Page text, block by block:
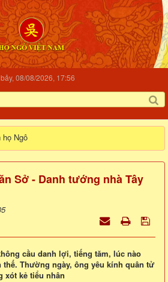
08/08/2026, 17:56
họ Ngô
Sở - Danh tướng nhà Tây
cầu danh lợi, tiếng tăm, lúc nào
Thường ngày, ông yêu kính quân tử
xót kẻ tiểu nhân